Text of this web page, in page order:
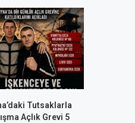
Tutsaklarla
Açlık Grevi 5